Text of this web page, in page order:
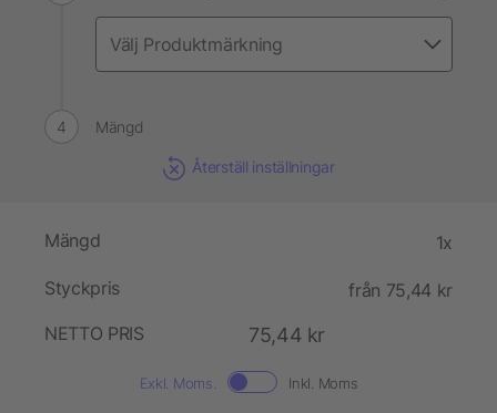
Mängd
Återställ inställningar
Mängd 1x
Styckpris
från 75,44 kr
NETTO PRIS
75,44 kr
Exkl. Moms. Inkl. Moms